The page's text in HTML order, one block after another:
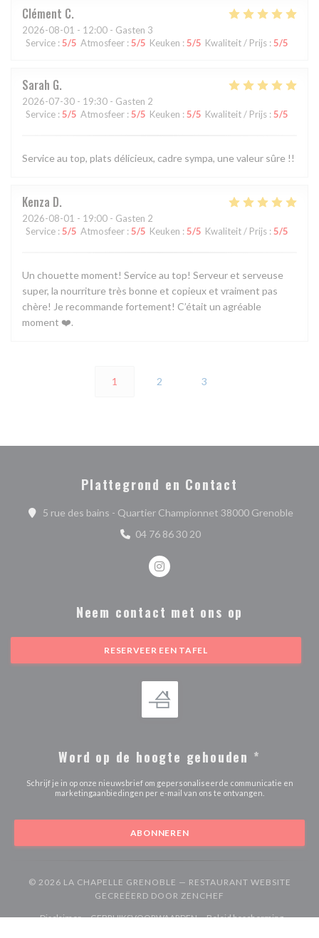
Clément C
2026-08-01 - 12:00 - Gasten 3
Service : 5/5 Atmosfeer : 5/5 Keuken : 5/5 Kwaliteit / Prijs : 5/5
Sarah G
2026-07-30 - 19:30 - Gasten 2
Service : 5/5 Atmosfeer : 5/5 Keuken : 5/5 Kwaliteit / Prijs : 5/5
Service au top, plats délicieux, cadre sympa, une valeur sûre !!
Kenza D
2026-08-01 - 19:00 - Gasten 2
Service : 5/5 Atmosfeer : 5/5 Keuken : 5/5 Kwaliteit / Prijs : 5/5
Un chouette moment! Service au top! Serveur et serveuse
super, la nourriture très bonne et copieux et vraiment pas
chère! Je recommande fortement! C’était un agréable
moment ❤️.
1 2 3
Plattegrond en Contact
5 rue des bains - Quartier Championnet 38000 Grenoble
04 76 86 30 20
Instagram ((opent in een nieuw
Neem contact met ons op
RESERVEER EEN TAFEL
Word op de hoogte gehouden *
Schrijf je in op onze nieuwsbrief om gepersonaliseerde communicatie en
marketingaanbiedingen per e-mail van ons te ontvangen.
ABONNEREN
© 2026 LA CHAPELLE GRENOBLE — RESTAURANT WEBSITE
GECREËERD DOOR ZENCHEF
Disclaimer((opent in een nieuw venster))
GEBRUIKSVOORWAARDEN((opent in een nieuw venster))
Beleid bescherming